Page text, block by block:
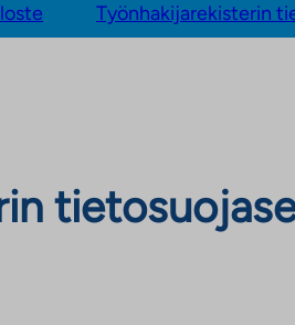
Työnhakijarekisterin